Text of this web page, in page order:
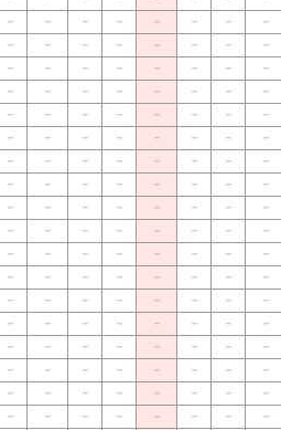
－ － － － － － －
－
－ － － － － － －
－
－ － － － － － －
－
－ － － － － － －
－
－ － － － － － －
－
－ － － － － － －
－
－ － － － － － －
－
－ － － － － － －
－
－ － － － － － －
－
－ － － － － － －
－
－ － － － － － －
－
－ － － － － － －
－
－ － － － － － －
－
－ － － － － － －
－
－ － － － － － －
－
－ － － － － － －
－
－ － － － － － －
－
－ － － － － － － －